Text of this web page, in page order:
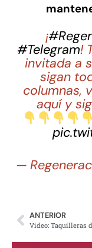
¡
#Telegram!
invitada a
sigan
columnas,
aquí y
—
ANTERIOR